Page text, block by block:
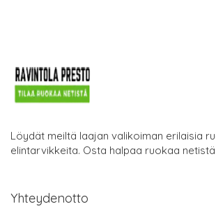
Löydät meiltä laajan valikoiman erilaisia
elintarvikkeita. Osta halpaa ruokaa
Yhteydenotto